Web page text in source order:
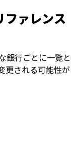
ファレンス
銀行ごとに一覧
更される可能性